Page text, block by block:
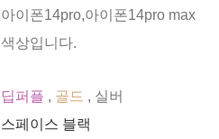
아이폰14pro,아이폰14pro max
색상입니다.
딥퍼플 , 골드 , 실버
스페이스 블랙